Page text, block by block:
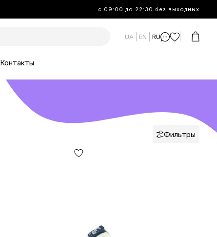
с 09:00 до 22:30 без выходных
UA EN RU
Контакты
Фильтры